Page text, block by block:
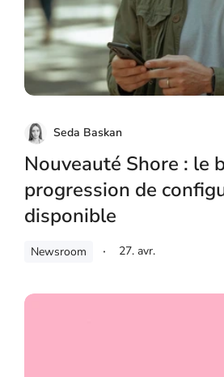
Seda Baskan
Nouveauté Shore : le
progression de
disponible
Newsroom 27. avr.